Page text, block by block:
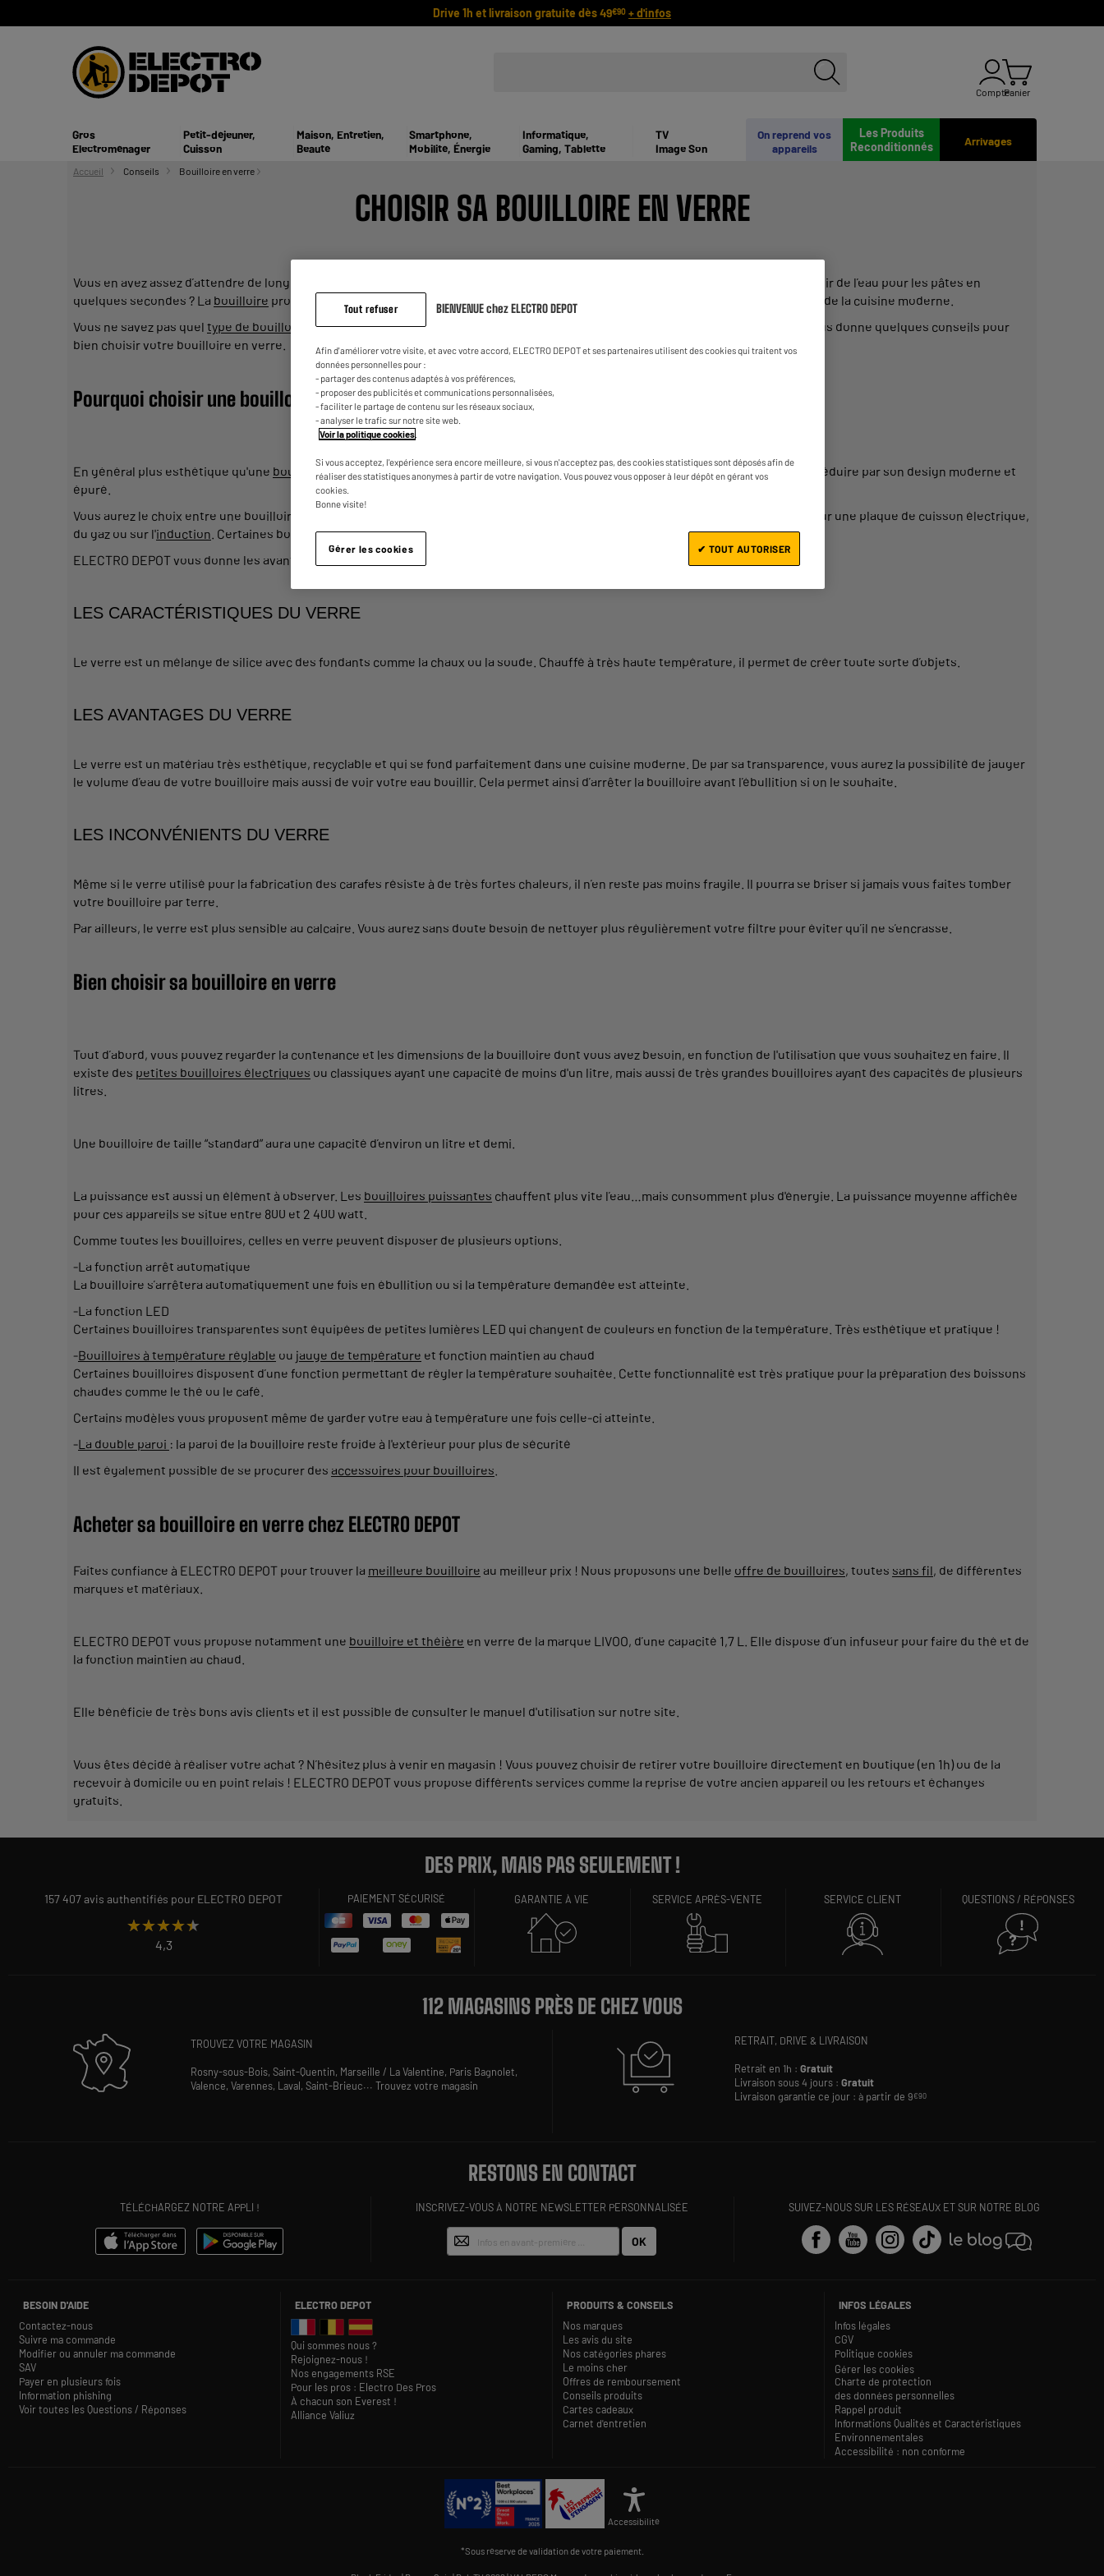
Drive 1h et livraison gratuite dès 49€90 + d'infos
ComptePanier
Arrivages
Les Produits
Reconditionnés
On reprend vos
appareils
Gros
Electroménager
Petit-déjeuner,
Cuisson
Maison, Entretien,
Beauté
Smartphone,
Mobilité, Énergie
Informatique,
Gaming, Tablette
TV
Image Son
Accueil Conseils Bouilloire en verre
CHOISIR SA BOUILLOIRE EN VERRE
Vous en avez assez d’attendre de longues minutes que votre eau bout ? Vous souhaitez préparer votre café, votre thé ou faire bouillir de l’eau pour les pâtes en
quelques secondes ? La bouilloire produit de l'eau bouillante quasi instantanément et est donc devenue un élément indispensable de la cuisine moderne.
Vous ne savez pas quel type de bouilloire
choisir ? Et pourquoi ne pas vous offrir pour une bouilloire en verre ? ELECTRO DEPOT vous donne quelques conseils pour
bien choisir votre bouilloire en verre.
Pourquoi choisir une bouilloire en verre ?
En général plus esthétique qu'une bouilloire en inox(acier inoxydable), enplastique ouen acier, la bouilloire en verre pourra vous séduire par son design moderne et
épuré.
Vous aurez le choix entre une bouilloire électrique (alimentation sans fil) ou bien une
, qui chauffe directement sur une plaque de cuisson électrique,
du gaz ou sur l'induction. Certaines bouilloires électriques sont même
ELECTRO DEPOT vous donne les avantages et inconvénients de la bouilloire en verre.
LES CARACTÉRISTIQUES DU VERRE
Le verre est un mélange de silice avec des fondants comme la chaux ou la soude. Chauffé à très haute température, il permet de créer toute sorte d’objets.
LES AVANTAGES DU VERRE
Le verre est un matériau très esthétique, recyclable et qui se fond parfaitement dans une cuisine moderne. De par sa transparence, vous aurez la possibilité de jauger
le volume d’eau de votre bouilloire mais aussi de voir votre eau bouillir. Cela permet ainsi d’arrêter la bouilloire avant l’ébullition si on le souhaite.
LES INCONVÉNIENTS DU VERRE
Même si le verre utilisé pour la fabrication des carafes résiste à de très fortes chaleurs, il n’en reste pas moins fragile. Il pourra se briser si jamais vous faites tomber
votre bouilloire par terre.
Par ailleurs, le verre est plus sensible au calcaire. Vous aurez sans doute besoin de nettoyer plus régulièrement votre filtre pour éviter qu’il ne s’encrasse.
Bien choisir sa bouilloire en verre
Tout d’abord, vous pouvez regarder la contenance et les dimensions de la bouilloire dont vous avez besoin, en fonction de l'utilisation que vous souhaitez en faire. Il
existe des petites bouilloires électriques ou classiques ayant une capacité de moins d'un litre, mais aussi de très grandes bouilloires ayant des capacités de plusieurs
litres.
Une bouilloire de taille “standard” aura une capacité d’environ un litre et demi.
La puissance est aussi un élément à observer. Les bouilloires puissantes chauffent plus vite l’eau…mais consomment plus d'énergie. La puissance moyenne affichée
pour ces appareils se situe entre 800 et 2 400 watt.
Comme toutes les bouilloires, celles en verre peuvent disposer de plusieurs options.
-La fonction arrêt automatique
La bouilloire s’arrêtera automatiquement une fois en ébullition ou si la température demandée est atteinte.
-La fonction LED
Certaines bouilloires transparentes sont équipées de petites lumières LED qui changent de couleurs en fonction de la température. Très esthétique et pratique !
-Bouilloires à température réglable ou jauge de température et fonction maintien au chaud
Certaines bouilloires disposent d’une fonction permettant de régler la température souhaitée. Cette fonctionnalité est très pratique pour la préparation des boissons
chaudes comme le thé ou le café.
Certains modèles vous proposent même de garder votre eau à température une fois celle-ci atteinte.
-La double paroi : la paroi de la bouilloire reste froide à l'extérieur pour plus de sécurité
Il est également possible de se procurer des accessoires pour bouilloires.
Acheter sa bouilloire en verre chez ELECTRO DEPOT
Faites confiance à ELECTRO DEPOT pour trouver la meilleure bouilloire au meilleur prix ! Nous proposons une belle offre de bouilloires, toutes sans fil, de différentes
marques et matériaux.
ELECTRO DEPOT vous propose notamment une bouilloire et théière en verre de la marque LIVOO, d’une capacité 1,7 L. Elle dispose d’un infuseur pour faire du thé et de
la fonction maintien au chaud.
Elle bénéficie de très bons avis clients et il est possible de consulter le manuel d'utilisation sur notre site.
Vous êtes décidé à réaliser votre achat ? N’hésitez plus à venir en magasin ! Vous pouvez choisir de retirer votre bouilloire directement en boutique (en 1h) ou de la
recevoir à domicile ou en point relais ! ELECTRO DEPOT vous propose différents services comme la reprise de votre ancien appareil ou les retours et échanges
gratuits.
DES PRIX, MAIS PAS SEULEMENT !
157 407 avis authentifiés pour ELECTRO DEPOT
★★★★★
★★★★★
4,3
PAIEMENT SÉCURISÉ GARANTIE À VIE SERVICE APRÈS-VENTE SERVICE CLIENT QUESTIONS / RÉPONSES
112 MAGASINS PRÈS DE CHEZ VOUS
TROUVEZ VOTRE MAGASIN
Rosny-sous-Bois,Saint-Quentin, Marseille / La Valentine, Paris Bagnolet,
Valence,Varennes, Laval,Saint-Brieuc...Trouvez votre magasin
RETRAIT, DRIVE & LIVRAISON
Retrait en 1h :Gratuit
Livraison sous 4 jours :Gratuit
Livraison garantie ce jour : à partir de 9€90
RESTONS EN CONTACT
TÉLÉCHARGEZ NOTRE APPLI ! INSCRIVEZ-VOUS À NOTRE NEWSLETTER PERSONNALISÉE
OK
SUIVEZ-NOUS SUR LES RÉSEAUX ET SUR NOTRE BLOG
BESOIN D'AIDE
Contactez-nous
Suivre ma commande
Modifier ou annuler ma commande
SAV
Payer en plusieurs fois
Information phishing
Voir toutes les Questions / Réponses
ELECTRO DEPOT
Qui sommes nous ?
Rejoignez-nous !
Nos engagements RSE
Pour les pros : Electro Des Pros
À chacun son Everest !
Alliance Valiuz
PRODUITS & CONSEILS
Nos marques
Les avis du site
Nos catégories phares
Le moins cher
Offres de remboursement
Conseils produits
Cartes cadeaux
Carnet d'entretien
INFOS LÉGALES
Infos légales
CGV
Politique cookies
Gérer les cookies
Charte de protection
des données personnelles
Rappel produit
Informations Qualités et Caractéristiques
Environnementales
Accessibilité : non conforme
Accessibilité
*Sous réserve de validation de votre paiement.
Tout refuser BIENVENUE chez ELECTRO DEPOT
Afin d'améliorer votre visite, et avec votre accord, ELECTRO DEPOT et ses partenaires utilisent des cookies qui traitent vos
données personnelles pour :
- partager des contenus adaptés à vos préférences,
- proposer des publicités et communications personnalisées,
- faciliter le partage de contenu sur les réseaux sociaux,
- analyser le trafic sur notre site web.
Voir la politique cookies
Si vous acceptez, l'expérience sera encore meilleure, si vous n'acceptez pas, des cookies statistiques sont déposés afin de
réaliser des statistiques anonymes à partir de votre navigation. Vous pouvez vous opposer à leur dépôt en gérant vos
cookies.
Bonne visite!
Gérer les cookies ✔ TOUT AUTORISER